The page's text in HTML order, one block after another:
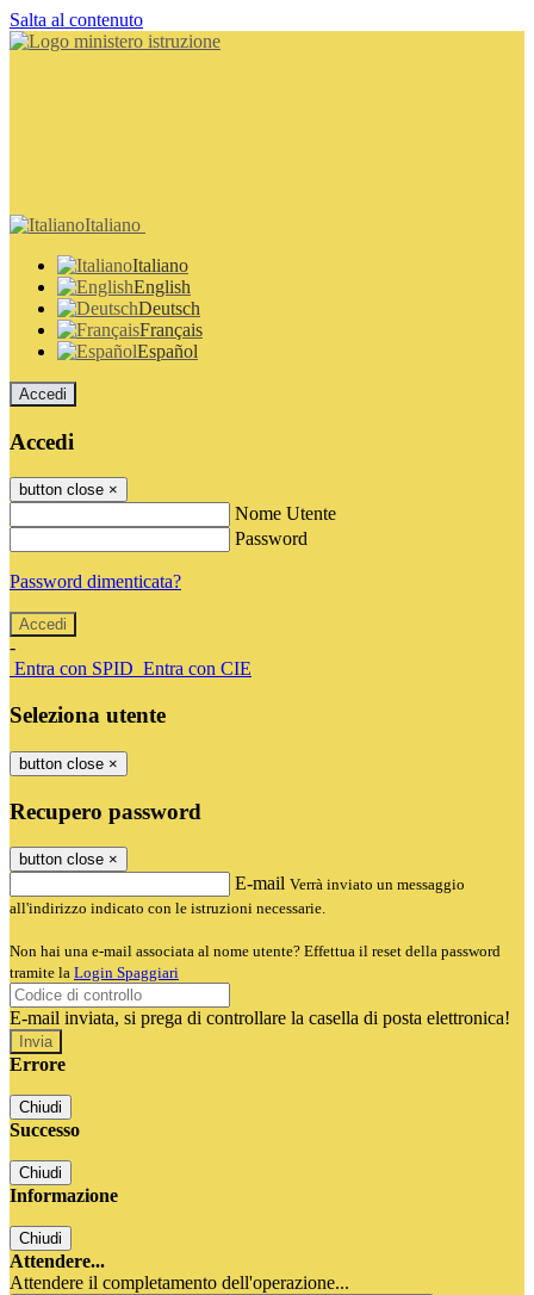
Salta al contenuto
Italiano
Italiano
English
Deutsch
Français
Español
Accedi
Accedi
button close ×
Nome Utente
Password
Password dimenticata?
-
Entra con SPID Entra con CIE
Seleziona utente
button close ×
Recupero password
button close ×
E-mail Verrà inviato un messaggio
all'indirizzo indicato con le istruzioni necessarie.
Non hai una e-mail associata al nome utente? Effettua il reset della password
tramite la Login Spaggiari
E-mail inviata, si prega di controllare la casella di posta elettronica!
Errore
Chiudi
Successo
Chiudi
Informazione
Chiudi
Attendere...
Attendere il completamento dell'operazione...